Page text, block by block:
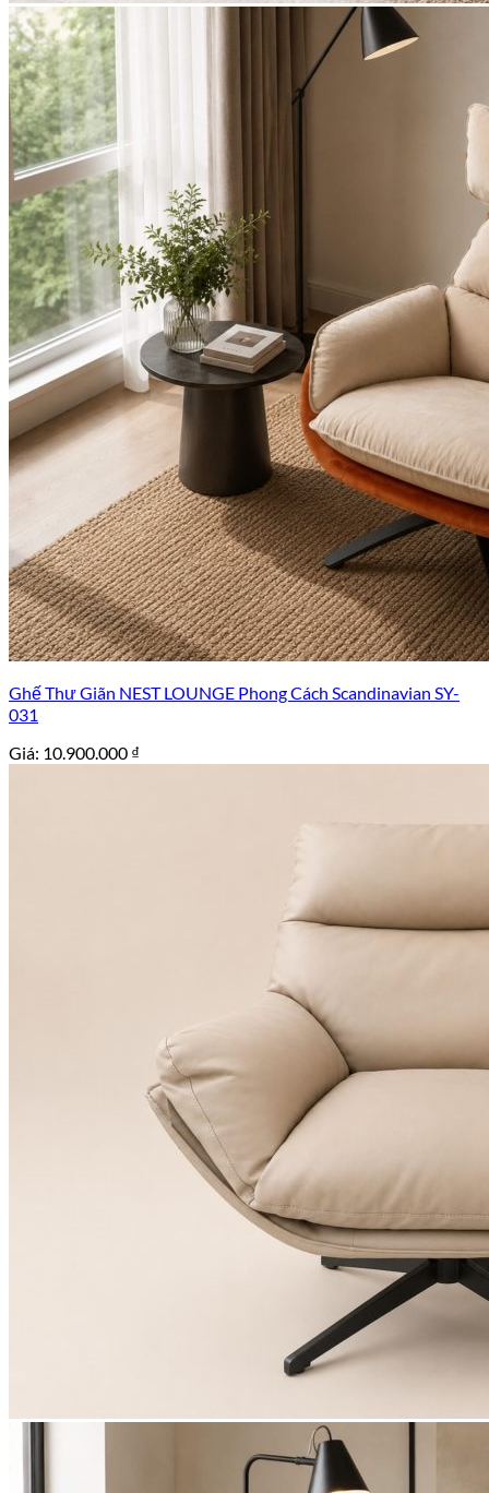
Ghế Thư Giãn NEST LOUNGE Phong Cách Scandinavian SY-
031
Giá: 10.900.000 ₫